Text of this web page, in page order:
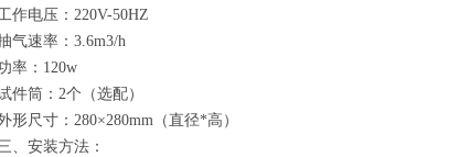
作电压：220V-50HZ
气速率：3.6m3/h
率：120w
件筒：2个（选配）
形尺寸：280×280mm （直径*高）
、 安装方法：